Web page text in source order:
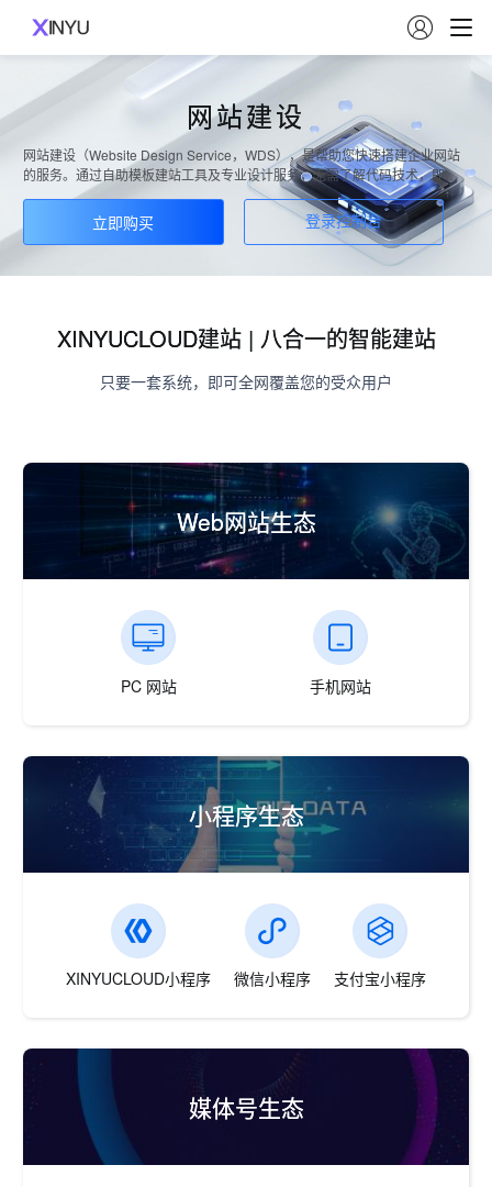

网站建设
网站建设（Website Design Service，WDS），是帮助您快速搭建企业网站
的服务。通过自助模板建站工具及专业设计服务，无需了解代码技术，即可
自由拖拽模块，可视化完成网站管理。全功能管理后台操作方便，一次更
新，数据多端同步，省时省心。使用网站建设服务，您无需维持技术和设计
师团队，即可快速实现网站上线，达到企业数字化转型的目的。
立即购买 登录控制台
XINYUCLOUD建站 | 八合一的智能建站
只要一套系统，即可全网覆盖您的受众用户
Web网站生态
PC 网站 手机网站
小程序生态
XINYUCLOUD小程序 微信小程序 支付宝小程序
媒体号生态